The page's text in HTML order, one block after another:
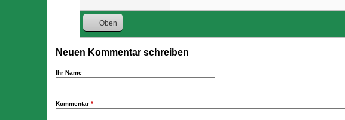
Oben
Neuen Kommentar schreiben
Ihr Name
Kommentar *